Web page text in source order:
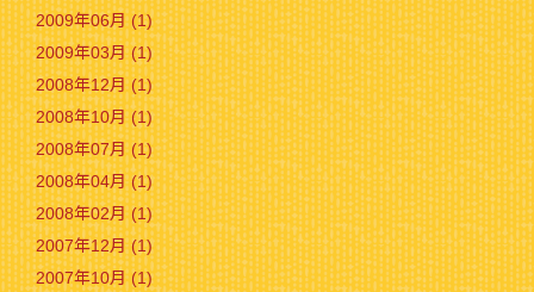
2009年06月 (1)
2009年03月 (1)
2008年12月 (1)
2008年10月 (1)
2008年07月 (1)
2008年04月 (1)
2008年02月 (1)
2007年12月 (1)
2007年10月 (1)